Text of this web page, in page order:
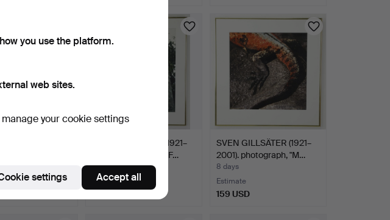
SVEN GILLSÄTER (1921–
2001). Photograph, "F…
8 days
2 bids
SVEN GILLSÄTER (1921–
2001). photograph, "M…
8 days
Estimate
159 USD
you use the platform.
web sites.
your cookie settings
settings Accept all